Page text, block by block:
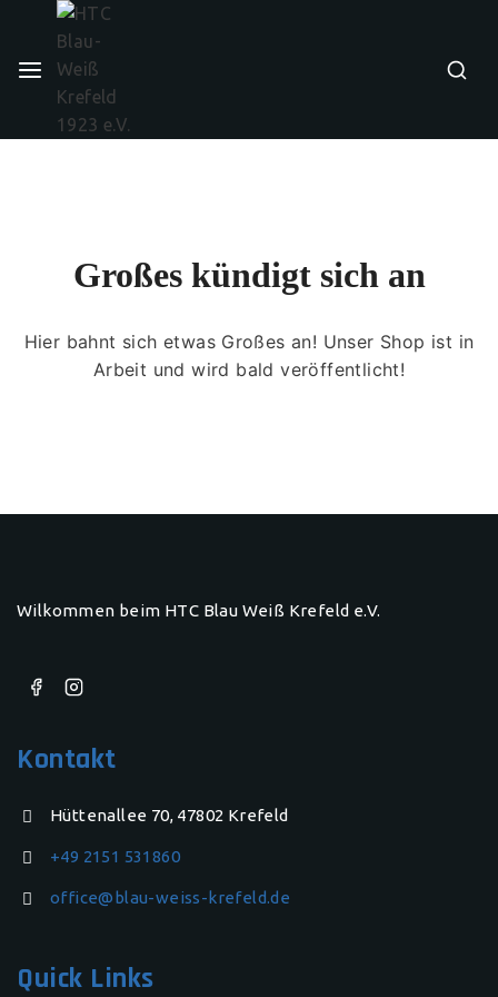
Großes kündigt sich an
Hier bahnt sich etwas Großes an! Unser Shop ist in
Arbeit und wird bald veröffentlicht!
Wilkommen beim HTC Blau Weiß Krefeld e.V.
Kontakt
Hüttenallee 70, 47802 Krefeld
+49 2151 531860
office@blau-weiss-krefeld.de
Quick Links